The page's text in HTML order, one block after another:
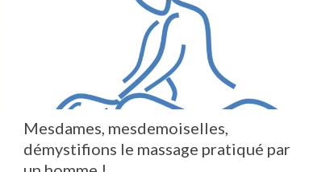
Mesdames, mesdemoiselles,
démystifions le massage pratiqué par